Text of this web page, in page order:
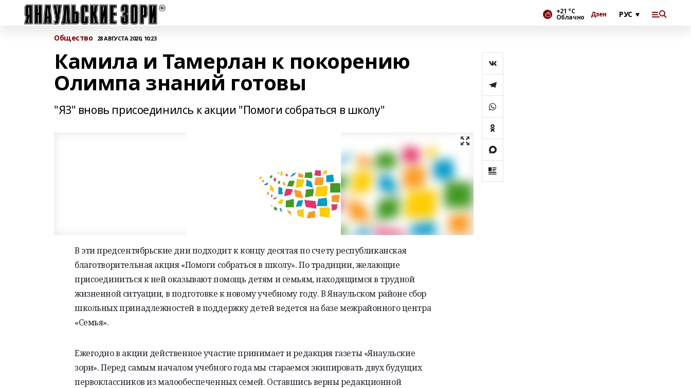
+21 °С
Облачно Дзен
Общество 28 АВГУСТА 2020, 10:23
Камила и Тамерлан к покорению
Олимпа знаний готовы
"ЯЗ" вновь присоединилсь к акции "Помоги собраться в школу"
В этипредсентябрьские дни подходит к концу десятая по счету республиканская
благотворительная акция «Помоги собраться в школу». Потрадиции, желающие
присоединиться к ней оказываютпомощь детям и семьям, находящимся в трудной
жизненной ситуации, в подготовке к новому учебному году. ВЯнаульскомрайоне сбор
школьных принадлежностей в поддержку детей ведется на базе межрайонного центра
«Семья».
Ежегодно в акции действенное участие принимает и редакция газеты «Янаульские
зори». Перед самым началом учебного года мы стараемся экипировать двух будущих
первоклассников из малообеспеченных семей. Оставшись верны редакционной